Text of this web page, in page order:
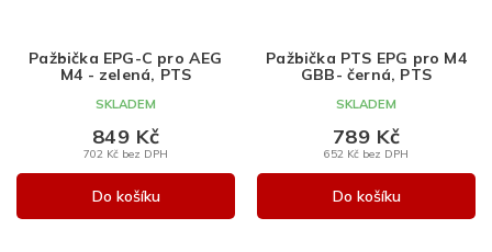
Pažbička EPG-C pro AEG
M4 - zelená, PTS
SKLADEM
702 Kč bez DPH
849 Kč
Do košíku
Pažbička PTS EPG pro M4
GBB- černá, PTS
SKLADEM
652 Kč bez DPH
789 Kč
Do košíku